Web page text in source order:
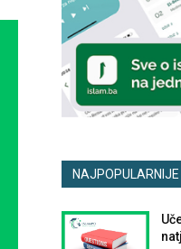
NAJPOPULARNIJE